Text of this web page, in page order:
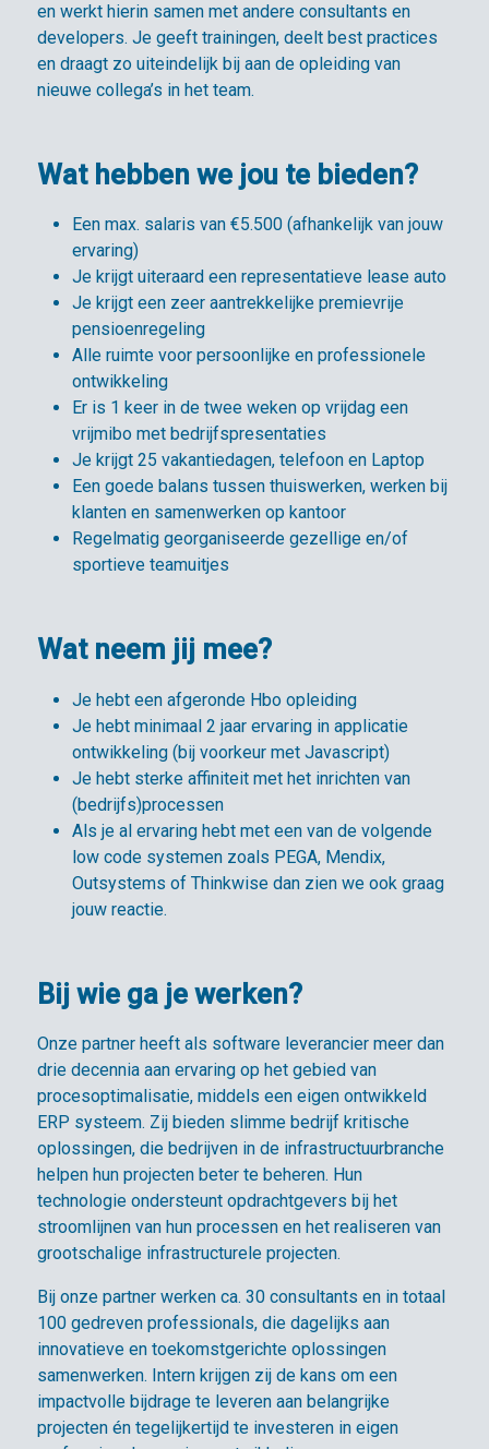
en werkt hierin samen met andere consultants en
developers. Je geeft trainingen, deelt best practices
en draagt zo uiteindelijk bij aan de opleiding van
nieuwe collega’s in het team.
Wat hebben we jou te bieden?
Een max. salaris van €5.500 (afhankelijk van jouw
ervaring)
Je krijgt uiteraard een representatieve lease auto
Je krijgt een zeer aantrekkelijke premievrije
pensioenregeling
Alle ruimte voor persoonlijke en professionele
ontwikkeling
Er is 1 keer in de twee weken op vrijdag een
vrijmibo met bedrijfspresentaties
Je krijgt 25 vakantiedagen, telefoon en Laptop
Een goede balans tussen thuiswerken, werken bij
klanten en samenwerken op kantoor
Regelmatig georganiseerde gezellige en/of
sportieve teamuitjes
Wat neem jij mee?
Je hebt een afgeronde Hbo opleiding
Je hebt minimaal 2 jaar ervaring in applicatie
ontwikkeling (bij voorkeur met Javascript)
Je hebt sterke affiniteit met het inrichten van
(bedrijfs)processen
Als je al ervaring hebt met een van de volgende
low code systemen zoals PEGA, Mendix,
Outsystems of Thinkwise dan zien we ook graag
jouw reactie.
Bij wie ga je werken?
Onze partner heeft als software leverancier meer dan
drie decennia aan ervaring op het gebied van
procesoptimalisatie, middels een eigen ontwikkeld
ERP systeem. Zij bieden slimme bedrijf kritische
oplossingen, die bedrijven in de infrastructuurbranche
helpen hun projecten beter te beheren. Hun
technologie ondersteunt opdrachtgevers bij het
stroomlijnen van hun processen en het realiseren van
grootschalige infrastructurele projecten.
Bij onze partner werken ca. 30 consultants en in totaal
100 gedreven professionals, die dagelijks aan
innovatieve en toekomstgerichte oplossingen
samenwerken. Intern krijgen zij de kans om een
impactvolle bijdrage te leveren aan belangrijke
projecten én tegelijkertijd te investeren in eigen